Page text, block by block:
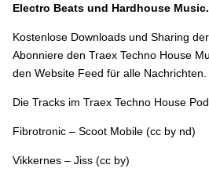
Electro Beats und Hardhouse Music.
Kostenlose Downloads und Sharing
Abonniere den Traex Techno House
den Website Feed für alle Nachrichten.
Die Tracks im Traex Techno House
Fibrotronic – Scoot Mobile (cc by nd)
Vikkernes – Jiss (cc by)